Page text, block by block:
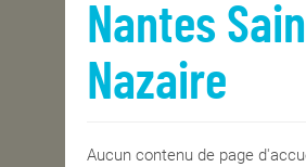
INTERNATIONAL
Nantes
Nazaire
Aucun contenu de page